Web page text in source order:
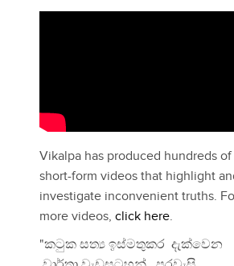
Vikalpa has produced hundreds of
short-form videos that highlight
investigate inconvenient truths.
more videos, click here.
"කටුක සත්‍ය ඉස්මතුකර දැක්වෙන